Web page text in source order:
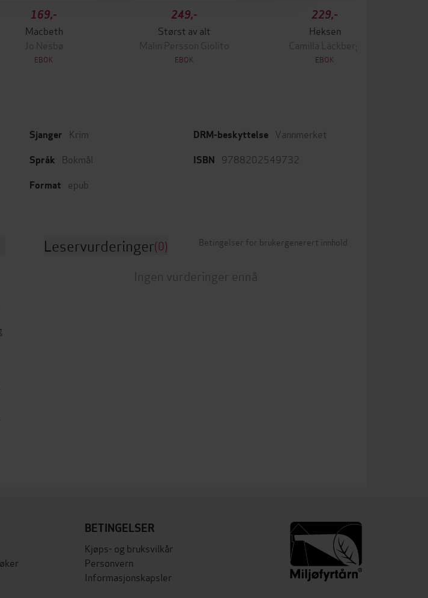
169,-
Macbeth
Jo Nesbø
EBOK
249,-
Størst av alt
Malin Persson Giolito
EBOK
229,-
Heksen
Camilla Läckberg
EBOK
Sjanger Krim
Språk Bokmål
Format epub
DRM-beskyttelse Vannmerket
ISBN 9788202549732
Leservurderinger(0) Betingelser for brukergenerert innhold
Ingen vurderinger ennå
BETINGELSER
Kjøps- og bruksvilkår
Personvern
Informasjonskapsler